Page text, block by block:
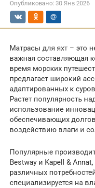
Опубликовано: 30 Янв 2026
Матрасы для яхт – это
важная составляющая
время морских
предлагает широкий
адаптированных к
Растет популярность
использование
обеспечивающих
воздействию влаги и
Популярные
Bestway и Kapell &
различных
специализируется на